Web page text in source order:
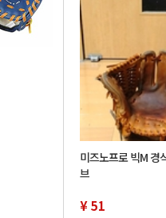
미즈노프로 빅M 경
브
¥ 51